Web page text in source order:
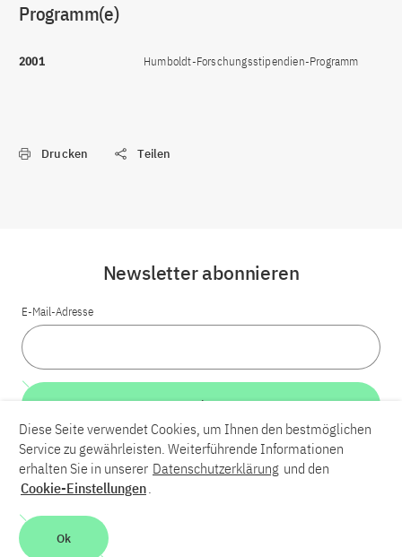
Programm(e)
2001 Humboldt-Forschungsstipendien-Programm
Drucken Teilen
LinkedInBlueskyYouTube
Kontakt
Barrierefreiheit
Newsletter abonnieren
E-Mail-Adresse
Weiter
Diese Seite verwendet Cookies, um Ihnen den bestmöglichen
Service zu gewährleisten. Weiterführende Informationen
erhalten Sie in unserer Datenschutzerklärung und den
Cookie-Einstellungen.
Ok